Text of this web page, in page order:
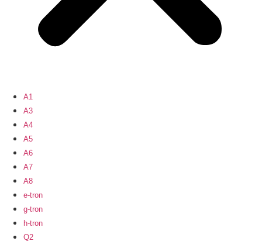
A1
A3
A4
A5
A6
A7
A8
e-tron
g-tron
h-tron
Q2